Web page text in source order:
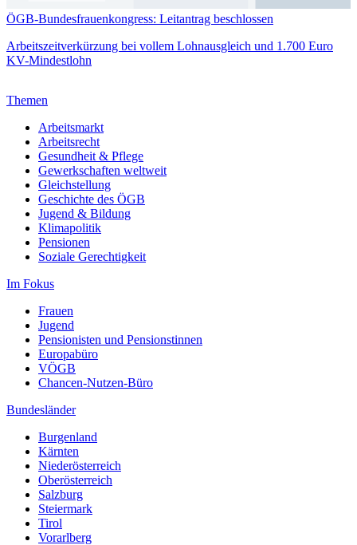
ÖGB-Bundesfrauenkongress: Leitantrag beschlossen
Arbeitszeitverkürzung bei vollem Lohnausgleich und 1.700 Euro
KV-Mindestlohn
Themen
Arbeitsmarkt
Arbeitsrecht
Gesundheit & Pflege
Gewerkschaften weltweit
Gleichstellung
Geschichte des ÖGB
Jugend & Bildung
Klimapolitik
Pensionen
Soziale Gerechtigkeit
Im Fokus
Frauen
Jugend
Pensionisten und Pensionstinnen
Europabüro
VÖGB
Chancen-Nutzen-Büro
Bundesländer
Burgenland
Kärnten
Niederösterreich
Oberösterreich
Salzburg
Steiermark
Tirol
Vorarlberg